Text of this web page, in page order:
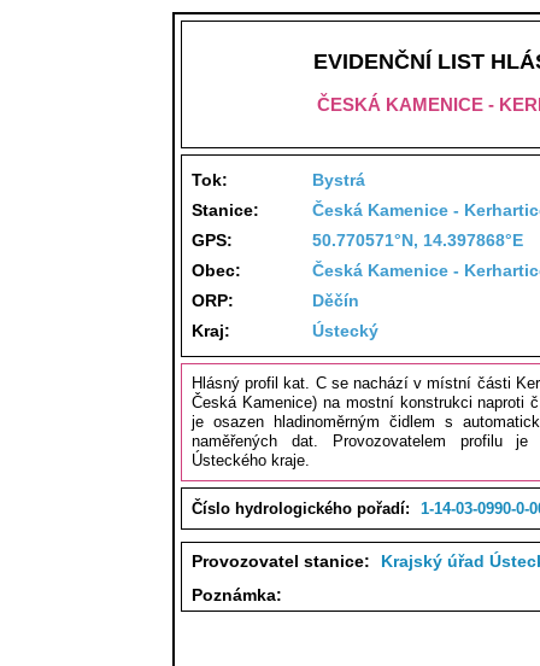
EVIDENČNÍ LIST
ČESKÁ KAMENICE -
Tok:
Bystrá
Stanice:
Česká Kamenice -
GPS:
50.770571°N, 14.397868°E
Obec:
Česká Kamenice -
ORP:
Děčín
Kraj:
Ústecký
Hlásný profil kat. C se nachází v místní části
Česká Kamenice) na mostní konstrukci naproti
je osazen hladinoměrným čidlem s
naměřených dat. Provozovatelem profilu je
Ústeckého kraje.
Číslo hydrologického pořadí: 1-14-03-0990-0-
Provozovatel stanice:
Krajský úřad
Poznámka: